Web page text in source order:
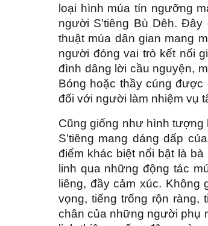
loại hình múa tín ngưỡng
người S’tiêng Bù Dêh.
thuật múa dân gian mang
người đóng vai trò kết nối
đình dâng lời cầu nguyện,
Bóng hoặc thầy cúng được
đối với người làm nhiệm vụ
Cũng giống như hình tượng
S’tiêng mang dáng dấp
điểm khác biệt nổi bật là bà
linh qua những động tác
liêng, đầy cảm xúc. Không
vọng, tiếng trống rộn ràng,
chân của những người phụ